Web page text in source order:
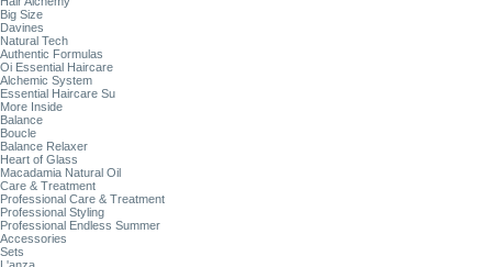
Big Size
Davines
Natural Tech
Authentic Formulas
Oi Essential Haircare
Alchemic System
Essential Haircare Su
More Inside
Balance
Boucle
Balance Relaxer
Heart of Glass
Macadamia Natural Oil
Care & Treatment
Professional Care & Treatment
Professional Styling
Professional Endless Summer
Accessories
Sets